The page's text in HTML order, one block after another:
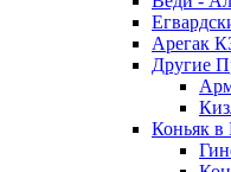
Арегак
Другие
Коньяк в